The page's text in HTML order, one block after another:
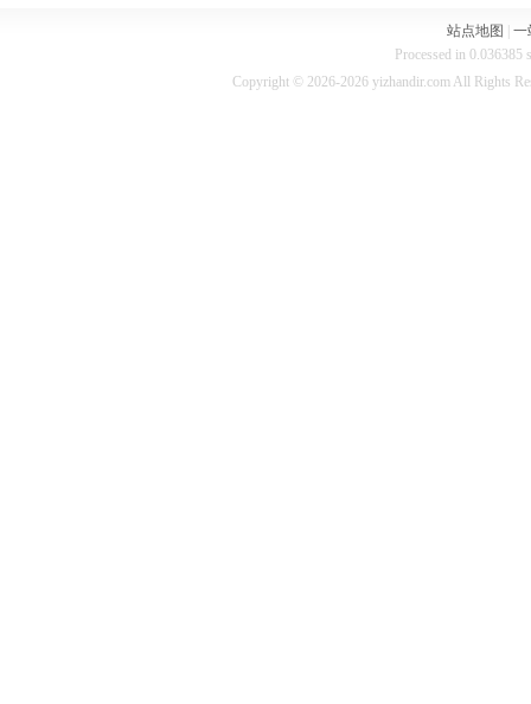
站点地图
一
Processed in 0.036385
Copyright © 2026-2026 yizhandir.com All Rights